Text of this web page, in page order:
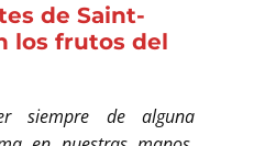
de Saint-
los frutos del
siempre de alguna